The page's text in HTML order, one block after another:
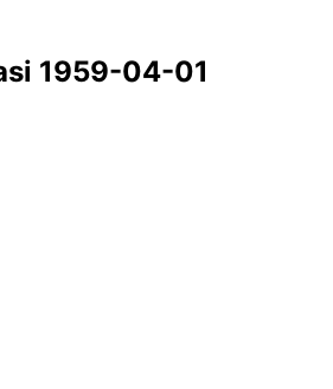
1959-04-01